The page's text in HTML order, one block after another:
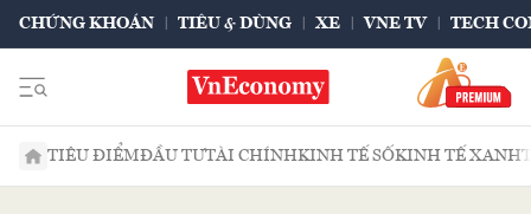
CHỨNG KHOÁN TIÊU & DÙNG XE VNE TV TECH
TIÊU ĐIỂMĐẦU TƯTÀI CHÍNHKINH TẾ SỐKINH TẾ XANH